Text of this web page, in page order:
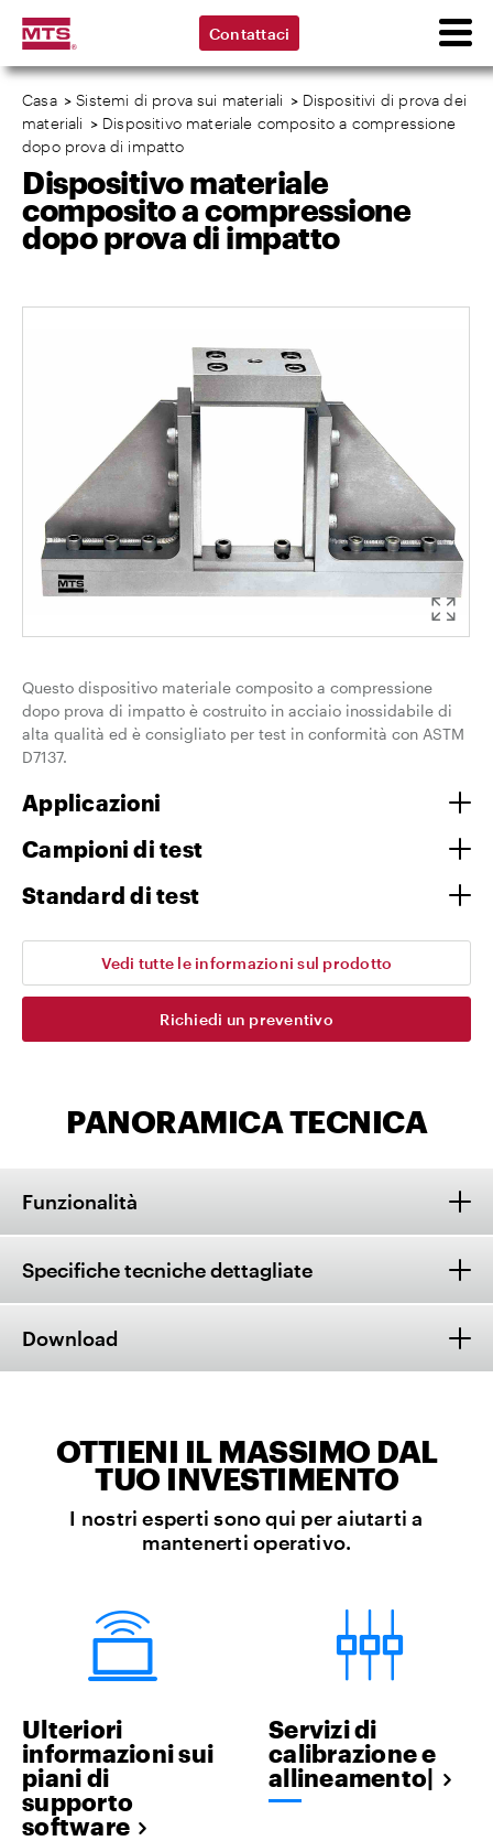
Contattaci
Casa >Sistemi di prova sui materiali > Dispositivi di prova dei
materiali > Dispositivo materiale composito a compressione
dopo prova di impatto
Dispositivo materiale
composito a compressione
dopo prova di impatto
Questo dispositivo materiale composito a compressione
dopo prova di impatto è costruito in acciaio inossidabile di
alta qualità ed è consigliato per test in conformità con ASTM
D7137.
Applicazioni
Campioni di test
Standard di test
Vedi tutte le informazioni sul prodotto
Richiedi un preventivo
PANORAMICA TECNICA
Funzionalità
Specifiche tecniche dettagliate
Download
OTTIENI IL MASSIMO DAL
TUO INVESTIMENTO
I nostri esperti sono qui per aiutarti a
mantenerti operativo.
Ulteriori
informazioni sui
piani di
supporto
software
Servizi di
calibrazione e
allineamento|